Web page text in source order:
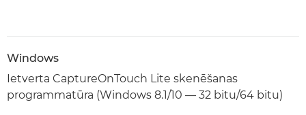
Windows
Ietverta CaptureOnTouch Lite skenēšanas
programmatūra (Windows 8.1/10 — 32 bitu/64 bitu)